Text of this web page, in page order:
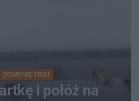
DOMOWE TRIKI
i połóż na